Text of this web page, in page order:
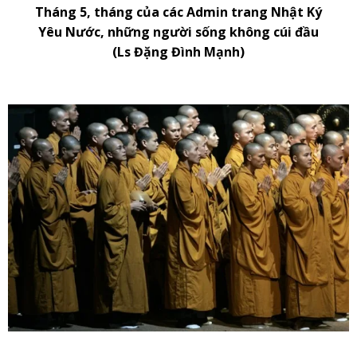
Tháng 5, tháng của các Admin trang Nhật Ký
Yêu Nước, những người sống không cúi đầu
(Ls Đặng Đình Mạnh)